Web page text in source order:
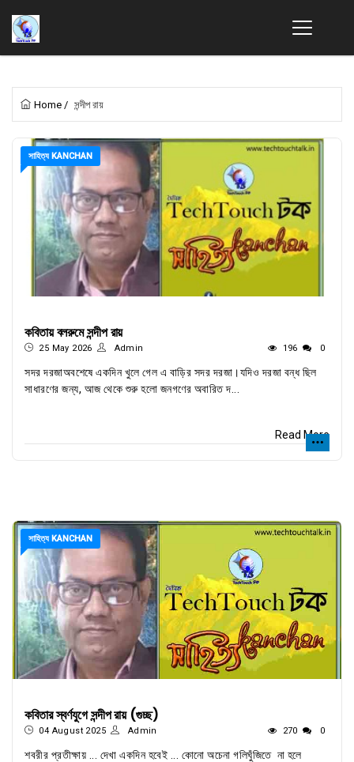
Home / সন্দীপ রায়
সাহিত্য KANCHAN
কবিতায় বলরুমে সন্দীপ রায়
25 May 2026 Admin 196 0
সদর দরজাঅবশেষে একদিন খুলে গেল এ বাড়ির সদর দরজা।যদিও দরজা বন্ধ ছিল
সাধারণের জন্য, আজ থেকে শুরু হলো জনগণের অবারিত দ...
Read More
সাহিত্য KANCHAN
কবিতার স্বর্ণযুগে সন্দীপ রায় (গুচ্ছ)
04 August 2025 Admin 270 0
শবরীর প্রতীক্ষায় ... দেখা একদিন হবেই ... কোনো অচেনা গলিঘুঁজিতে না হলে